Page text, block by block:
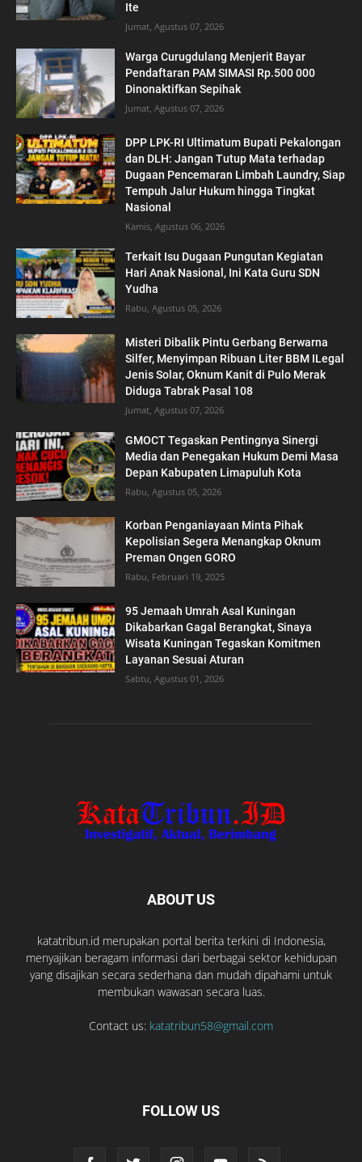
Ite
Jumat, Agustus 07, 2026
Warga Curugdulang Menjerit Bayar
Pendaftaran PAM SIMASI Rp.500 000
Dinonaktifkan Sepihak
Jumat, Agustus 07, 2026
DPP LPK-RI Ultimatum Bupati Pekalongan
dan DLH: Jangan Tutup Mata terhadap
Dugaan Pencemaran Limbah Laundry, Siap
Tempuh Jalur Hukum hingga Tingkat
Nasional
Kamis, Agustus 06, 2026
Terkait Isu Dugaan Pungutan Kegiatan
Hari Anak Nasional, Ini Kata Guru SDN
Yudha
Rabu, Agustus 05, 2026
Misteri Dibalik Pintu Gerbang Berwarna
Silfer, Menyimpan Ribuan Liter BBM ILegal
Jenis Solar, Oknum Kanit di Pulo Merak
Diduga Tabrak Pasal 108
Jumat, Agustus 07, 2026
GMOCT Tegaskan Pentingnya Sinergi
Media dan Penegakan Hukum Demi Masa
Depan Kabupaten Limapuluh Kota
Rabu, Agustus 05, 2026
Korban Penganiayaan Minta Pihak
Kepolisian Segera Menangkap Oknum
Preman Ongen GORO
Rabu, Februari 19, 2025
95 Jemaah Umrah Asal Kuningan
Dikabarkan Gagal Berangkat, Sinaya
Wisata Kuningan Tegaskan Komitmen
Layanan Sesuai Aturan
Sabtu, Agustus 01, 2026
ABOUT US
katatribun.id merupakan portal berita terkini di Indonesia,
menyajikan beragam informasi dari berbagai sektor kehidupan
yang disajikan secara sederhana dan mudah dipahami untuk
membukan wawasan secara luas.
Contact us: katatribun58@gmail.com
FOLLOW US